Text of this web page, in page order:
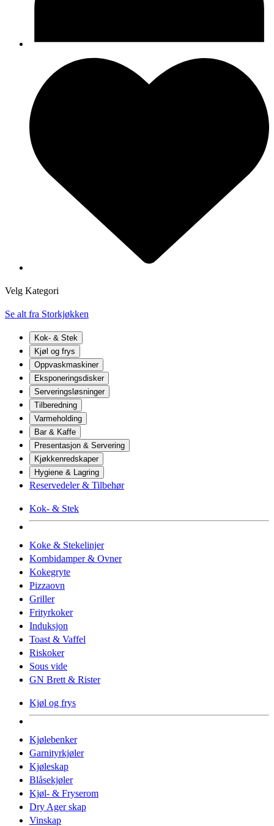
Velg Kategori
Se alt fra Storkjøkken
Kok- & Stek
Kjøl og frys
Oppvaskmaskiner
Eksponeringsdisker
Serveringsløsninger
Tilberedning
Varmeholding
Bar & Kaffe
Presentasjon & Servering
Kjøkkenredskaper
Hygiene & Lagring
Reservedeler & Tilbehør
Kok- & Stek
Koke & Stekelinjer
Kombidamper & Ovner
Kokegryte
Pizzaovn
Griller
Frityrkoker
Induksjon
Toast & Vaffel
Riskoker
Sous vide
GN Brett & Rister
Kjøl og frys
Kjølebenker
Garnityrkjøler
Kjøleskap
Blåsekjøler
Kjøl- & Fryserom
Dry Ager skap
Vinskap